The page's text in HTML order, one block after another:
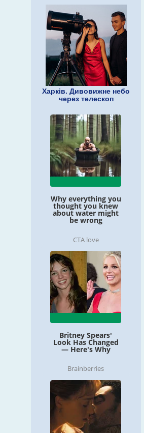
Харків. Дивовижне небо
через телескоп